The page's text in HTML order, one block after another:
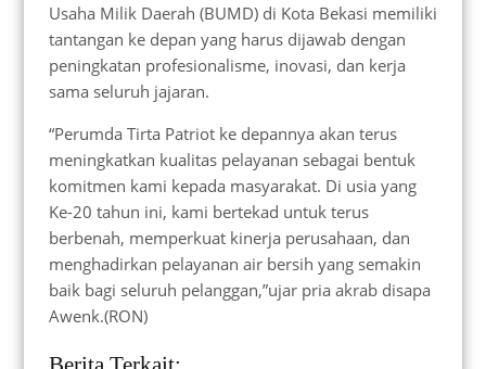
Usaha Milik Daerah (BUMD) di Kota Bekasi memiliki
tantangan ke depan yang harus dijawab dengan
peningkatan profesionalisme, inovasi, dan kerja
sama seluruh jajaran.
“Perumda Tirta Patriot ke depannya akan terus
meningkatkan kualitas pelayanan sebagai bentuk
komitmen kami kepada masyarakat. Di usia yang
Ke-20 tahun ini, kami bertekad untuk terus
berbenah, memperkuat kinerja perusahaan, dan
menghadirkan pelayanan air bersih yang semakin
baik bagi seluruh pelanggan,”ujar pria akrab disapa
Awenk.(RON)